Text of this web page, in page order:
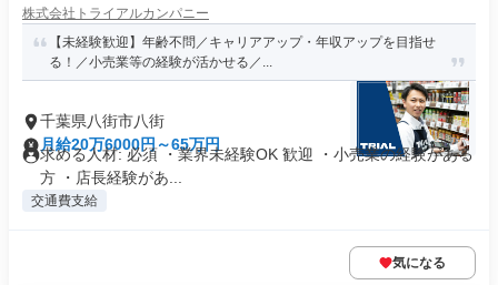
株式会社トライアルカンパニー
【未経験歓迎】年齢不問／キャリアアップ・年収アップを目指せ
る！／小売業等の経験が活かせる／...
千葉県八街市八街
月給20万6000円～65万円
求める人材: 必須 ・業界未経験OK 歓迎 ・小売業の経験がある
方 ・店長経験があ...
交通費支給
気になる